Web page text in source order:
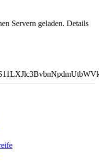
Servern geladen. Details